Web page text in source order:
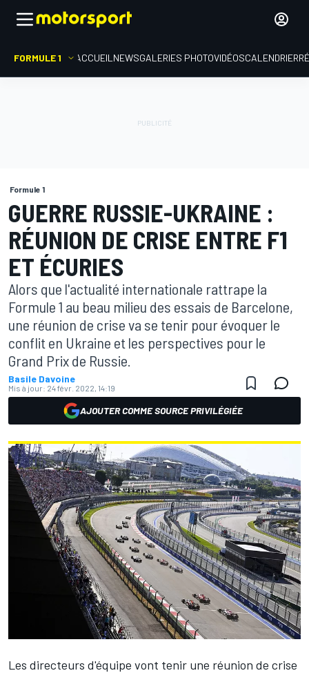
FORMULE 1 ACCUEIL NEWSGALERIES PHOTOVIDÉOSCALENDRIER
Formule 1
GUERRE RUSSIE-UKRAINE :
RÉUNION DE CRISE ENTRE F1
ET ÉCURIES
Alors que l'actualité internationale rattrape la
Formule 1 au beau milieu des essais de Barcelone,
une réunion de crise va se tenir pour évoquer le
conflit en Ukraine et les perspectives pour le
Grand Prix de Russie.
Basile Davoine
Mis à jour: 24 févr. 2022, 14:19
AJOUTER COMME SOURCE PRIVILÉGIÉE
Les directeurs d'équipe vont tenir une réunion de crise